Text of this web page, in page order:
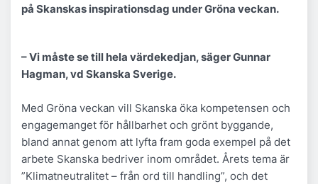
på Skanskas inspirationsdag under Gröna veckan.
– Vi måste se till hela värdekedjan, säger Gunnar
Hagman, vd Skanska Sverige.
Med Gröna veckan vill Skanska öka kompetensen och
engagemanget för hållbarhet och grönt byggande,
bland annat genom att lyfta fram goda exempel på det
arbete Skanska bedriver inom området. Årets tema är
”Klimatneutralitet – från ord till handling”, och det